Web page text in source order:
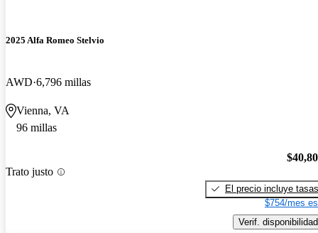
2025 Alfa Romeo Stelvio
AWD 6,796 millas
Vienna, VA
96 millas
Trato justo
El precio incluye tasas
$754/mes
Verif. disponibilidad